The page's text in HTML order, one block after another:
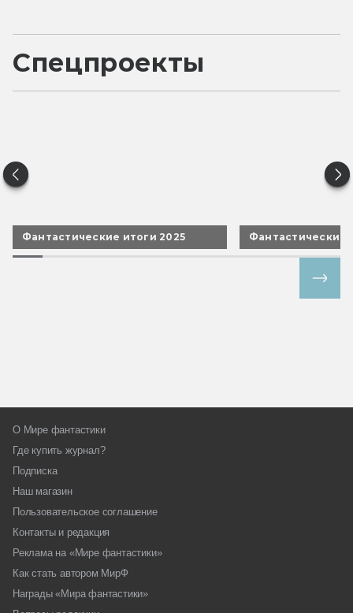
Спецпроекты
Фантастические итоги 2025 Фантастические
О Мире фантастики
Где купить журнал?
Подписка
Наш магазин
Пользовательское соглашение
Контакты и редакция
Реклама на «Мире фантастики»
Как стать автором МирФ
Награды «Мира фантастики»